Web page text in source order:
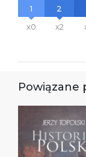
1
x0
2
x2
Powiązane